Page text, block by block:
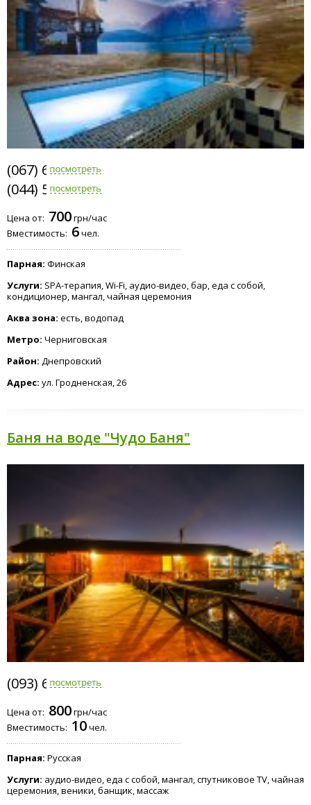
(067) 605-4419
(044) 566-1939
Цена от: 700грн/час
Вместимость: 6чел.
Парная: Финская
Услуги: SPA-терапия, Wi-Fi, аудио-видео, бар, еда с собой,
кондиционер, мангал, чайная церемония
Аква зона: есть, водопад
Метро: Черниговская
Район: Днепровский
Адрес: ул. Гродненская, 26
Баня на воде "Чудо Баня"
(093) 645-0310
Цена от: 800грн/час
Вместимость: 10чел.
Парная: Русская
Услуги: аудио-видео, еда с собой, мангал, спутниковое TV, чайная
церемония, веники, банщик, массаж